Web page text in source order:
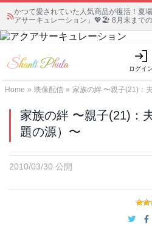
かつて愛されていた人気商品が復活！夏
アサーキュレーション」💖🏖️ 8月末まで
ログイン
Home » 映像配信 » 家族の絆 〜親子(21)：
家族の絆 〜親子(21)：
題の源）〜
2010/03/30 公開